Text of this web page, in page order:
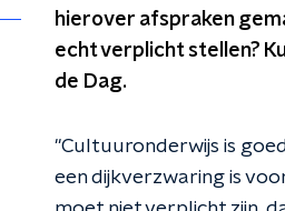
hierover afspraken
echt verplicht stellen?
de Dag.
"Cultuuronderwijs is
een dijkverzwaring is